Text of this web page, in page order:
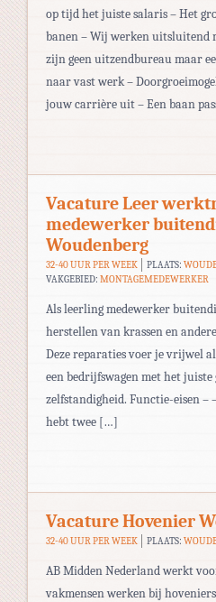
op tijd het juiste salaris – Het
banen – Wij werken uitsluitend
zijn geen uitzendbureau maar
naar vast werk –
jouw carrière uit – Een baan
Vacature Leer
medewerker
Woudenberg
32-40 UUR PER WEEK PLAATS:
VAKGEBIED: MONTAGEMEDEWERKER
Als leerling medewerker
herstellen van krassen en
Deze reparaties voer je vrijwel
een bedrijfswagen met het juiste
zelfstandigheid. Functie-eisen –
hebt twee […]
Vacature Hovenier
32-40 UUR PER WEEK PLAATS:
AB Midden Nederland werkt
vakmensen werken bij